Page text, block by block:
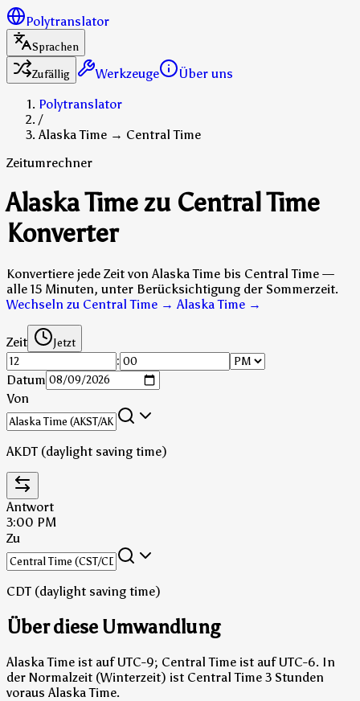
Polytranslator
Sprachen
Zufällig
Werkzeuge
Über uns
Polytranslator
/
Alaska Time → Central Time
Zeitumrechner
Alaska Time zu Central Time
Konverter
Konvertiere jede Zeit von Alaska Time bis Central Time —
alle 15 Minuten, unter Berücksichtigung der Sommerzeit.
Wechseln zu Central Time → Alaska Time →
Zeit Jetzt
:
Datum
Von
AKDT (daylight saving time)
Antwort
3:00 PM
Zu
CDT (daylight saving time)
Über diese Umwandlung
Alaska Time ist auf UTC-9; Central Time ist auf UTC-6. In
der Normalzeit (Winterzeit) ist Central Time 3 Stunden
voraus Alaska Time.